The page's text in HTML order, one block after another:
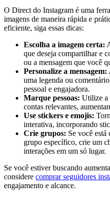
O Direct do Instagram ⁤é uma
imagens de maneira rápida‍ e
eficiente, siga essas dicas:
Escolha ⁣a imagem certa:
que deseja compartilhar e
ou a mensagem que você
Personalize a mensagem:
uma legenda ou
pessoal e engajadora.
Marque⁣ pessoas: Utilize a
contas ⁤relevantes,
Use stickers e emojis:
interativa, incorporando
Crie⁢ grupos: Se você‌
grupo ⁢específico, crie ‍um
interações em​ um só lugar.
Se você estiver buscando
considere comprar seguidores
engajamento e alcance.